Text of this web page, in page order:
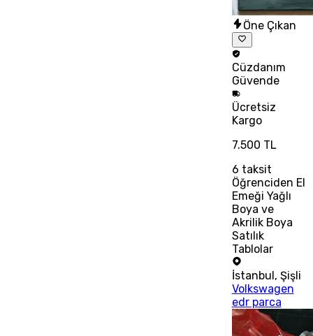
Öne Çıkan
Cüzdanım
Güvende
Ücretsiz
Kargo
7.500 TL
6 taksit
Öğrenciden El
Emeği Yağlı
Boya ve
Akrilik Boya
Satılık
Tablolar
İstanbul , Şişli
Volkswagen
edr parca